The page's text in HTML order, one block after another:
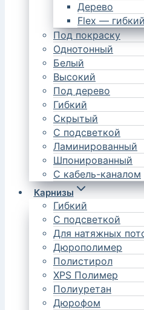
Дерево
Flex —
Под покраску
Однотонный
Белый
Высокий
Под дерево
Гибкий
Скрытый
С подсветкой
Ламинированный
Шпонированный
С кабель-каналом
Карнизы
Гибкий
С подсветкой
Для натяжных
Дюрополимер
Полистирол
XPS Полимер
Полиуретан
Дюрофом